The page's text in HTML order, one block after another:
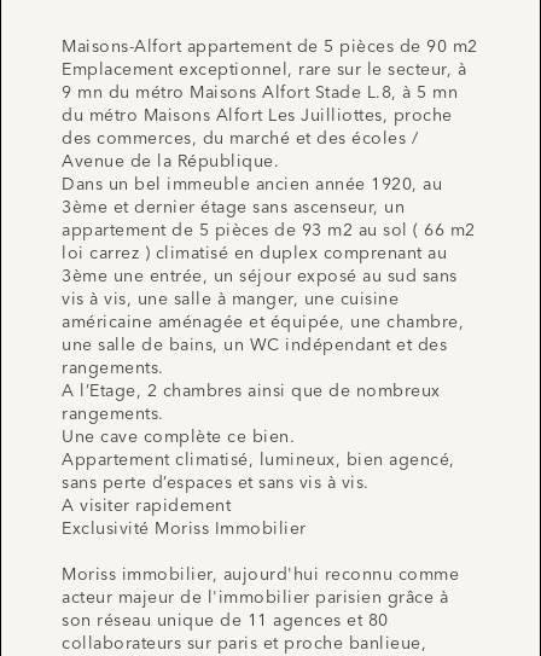
Maisons-Alfort appartement de 5 pièces de 90 m2
Emplacement exceptionnel, rare sur le secteur, à
9 mn du métro Maisons Alfort Stade L.8, à 5 mn
du métro Maisons Alfort Les Juilliottes, proche
des commerces, du marché et des écoles /
Avenue de la République.
Dans un bel immeuble ancien année 1920, au
3ème et dernier étage sans ascenseur, un
appartement de 5 pièces de 93 m2 au sol ( 66 m2
loi carrez ) climatisé en duplex comprenant au
3ème une entrée, un séjour exposé au sud sans
vis à vis, une salle à manger, une cuisine
américaine aménagée et équipée, une chambre,
une salle de bains, un WC indépendant et des
rangements.
A l’Etage, 2 chambres ainsi que de nombreux
rangements.
Une cave complète ce bien.
Appartement climatisé, lumineux, bien agencé,
sans perte d’espaces et sans vis à vis.
A visiter rapidement
Exclusivité Moriss Immobilier
Moriss immobilier, aujourd'hui reconnu comme
acteur majeur de l'immobilier parisien grâce à
son réseau unique de 11 agences et 80
collaborateurs sur paris et proche banlieue,